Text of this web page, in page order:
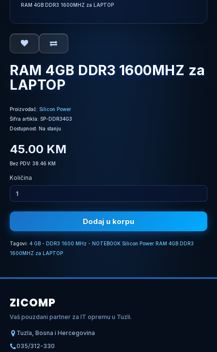
RAM 4GB DDR3 1600MHZ za LAPTOP
RAM 4GB DDR3 1600MHZ za
LAPTOP
Proizvođač: Silicon Power
Šifra artikla: SP-DDR34G3
Dostupnost: Na stanju
45.00 KM
Bez PDV: 38.46 KM
Količina
Dodaj u korpu
Tagovi: 4 GB - DDR3 1600 MHz - NOTEBOOK Silicon Power RAM 4GB DDR3
1600MHZ za LAPTOP
ZICOMP
Vaš pouzdani partner za IT opremu u Tuzli.
Tuzla, Bosna i Hercegovina
035/312-330